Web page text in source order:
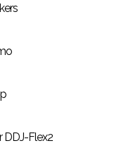
DDJ-Flex2